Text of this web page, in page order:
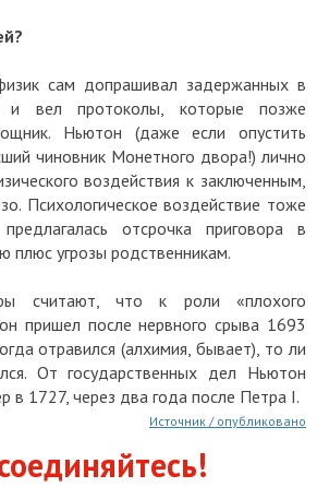
сам допрашивал задержанных в
и вел протоколы, которые позже
Ньютон (даже если опустить
чиновник Монетного двора!) лично
воздействия к заключенным,
Психологическое воздействие тоже
отсрочка приговора в
плюс угрозы родственникам.
считают, что к роли «плохого
пришел после нервного срыва 1693
отравился (алхимия, бывает), то ли
От государственных дел Ньютон
в 1727, через два года после Петра I.
Источник / опубликовано